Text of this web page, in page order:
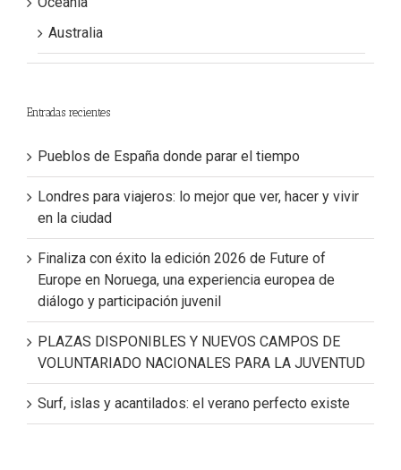
Australia
Entradas recientes
Pueblos de España donde parar el tiempo
Londres para viajeros: lo mejor que ver, hacer y vivir
en la ciudad
Finaliza con éxito la edición 2026 de Future of
Europe en Noruega, una experiencia europea de
diálogo y participación juvenil
PLAZAS DISPONIBLES Y NUEVOS CAMPOS DE
VOLUNTARIADO NACIONALES PARA LA JUVENTUD
Surf, islas y acantilados: el verano perfecto existe